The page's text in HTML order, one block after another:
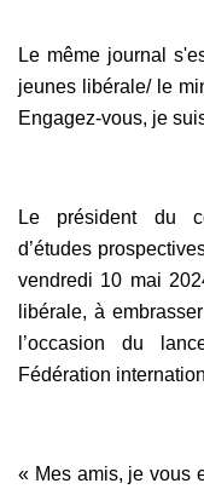
Le même journal
jeunes libérale/ le
Engagez-vous, je
Le président du
d’études
vendredi 10 mai
libérale, à
l’occasion du
Fédération
« Mes amis, je vous